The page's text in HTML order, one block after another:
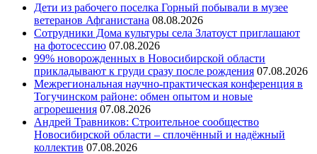
Дети из рабочего поселка Горный побывали в музее
ветеранов Афганистана 08.08.2026
Сотрудники Дома культуры села Златоуст приглашают
на фотосессию 07.08.2026
99% новорожденных в Новосибирской области
прикладывают к груди сразу после рождения 07.08.2026
Межрегиональная научно‑практическая конференция в
Тогучинском районе: обмен опытом и новые
агрорешения 07.08.2026
Андрей Травников: Строительное сообщество
Новосибирской области – сплочённый и надёжный
коллектив 07.08.2026